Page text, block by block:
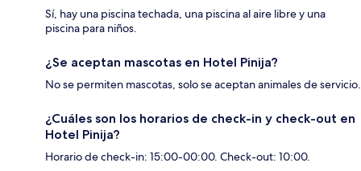
Sí, hay una piscina techada, una piscina al aire libre y una
piscina para niños.
¿Se aceptan mascotas en Hotel Pinija?
No se permiten mascotas, solo se aceptan animales de servicio.
¿Cuáles son los horarios de check-in y check-out en
Hotel Pinija?
Horario de check-in: 15:00-00:00. Check-out: 10:00.